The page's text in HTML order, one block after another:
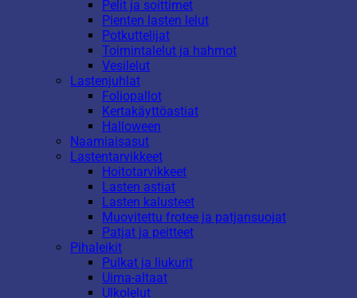
Pelit ja soittimet
Pienten lasten lelut
Potkuttelijat
Toimintalelut ja hahmot
Vesilelut
Lastenjuhlat
Foliopallot
Kertakäyttöastiat
Halloween
Naamiaisasut
Lastentarvikkeet
Hoitotarvikkeet
Lasten astiat
Lasten kalusteet
Muovitettu frotee ja patjansuojat
Patjat ja peitteet
Pihaleikit
Pulkat ja liukurit
Uima-altaat
Ulkolelut